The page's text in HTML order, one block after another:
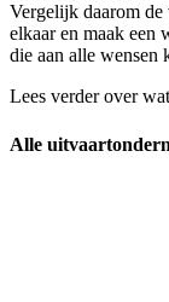
Vergelijk daarom de
elkaar en maak een
die aan alle wensen
Lees verder over
Alle